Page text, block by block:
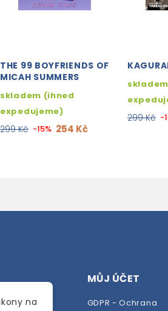
THE 99 BOYFRIENDS OF
MICAH SUMMERS
skladem (ihned
expedujeme)
299 Kč -15% 254 Kč
299 Kč -
MŮJ ÚČET
GDPR - Ochrana
na